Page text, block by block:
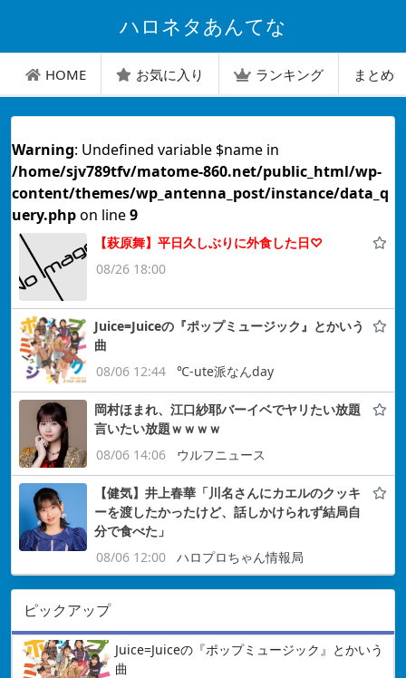
ハロネタあんてな
HOME お気に入り ランキング まとめ
Warning: Undefined variable $name in
/home/sjv789tfv/matome-860.net/public_html/wp-
content/themes/wp_antenna_post/instance/data_q
uery.phpon line9
【萩原舞】平日久しぶりに外食した日♡
08/26 18:00
Juice=Juiceの『ポップミュージック』とかいう
曲
08/06 12:44
℃-ute派なんday
岡村ほまれ、江口紗耶バーイベでヤリたい放題
言いたい放題ｗｗｗｗ
08/06 14:06
ウルフニュース
【健気】井上春華「川名さんにカエルのクッキ
ーを渡したかったけど、話しかけられず結局自
分で食べた」
08/06 12:00
ハロプロちゃん情報局
ピックアップ
Juice=Juiceの『ポップミュージック』とかいう
曲